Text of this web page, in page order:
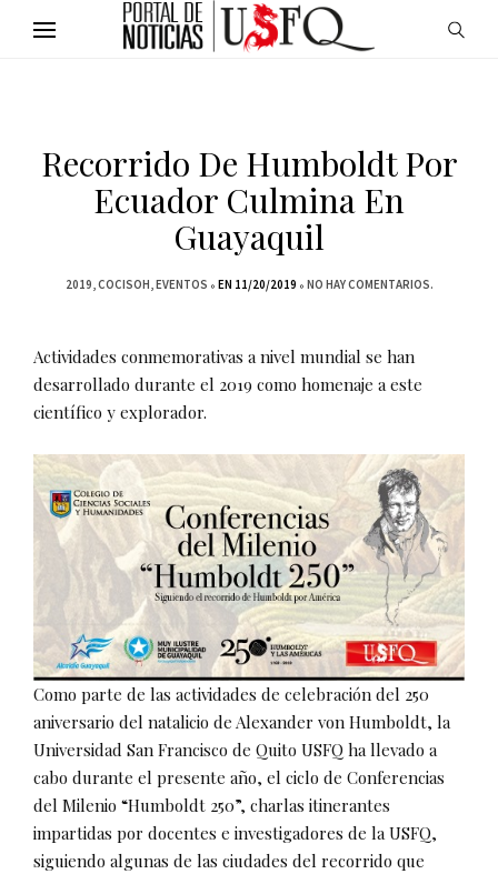
Recorrido De Humboldt Por
Ecuador Culmina En
Guayaquil
2019 COCISOH EVENTOS EN 11/20/2019 NO HAY COMENTARIOS.
Actividades conmemorativas a nivel mundial se han
desarrollado durante el 2019 como homenaje a este
científico y explorador.
Como parte de las actividades de celebración del 250
aniversario del natalicio de Alexander von Humboldt, la
Universidad San Francisco de Quito USFQ ha llevado a
cabo durante el presente año, el ciclo de Conferencias
del Milenio “Humboldt 250”, charlas itinerantes
impartidas por docentes e investigadores de la USFQ,
siguiendo algunas de las ciudades del recorrido que